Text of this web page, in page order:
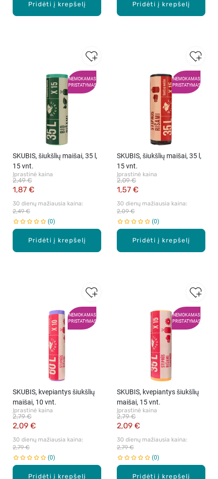
Pridėti į krepšelį Pridėti į krepšelį
NEMOKAMAS
PRISTATYMAS
Pridėti į krepšelį
SKUBIS, šiukšlių maišai, 35 l,
15 vnt.
Įprastinė kaina
1,87 €
2,49 €
30 dienų mažiausia kaina:
2,49 €
0
NEMOKAMAS
PRISTATYMAS
Pridėti į krepšelį
SKUBIS, šiukšlių maišai, 35 l,
15 vnt.
Įprastinė kaina
1,57 €
2,09 €
30 dienų mažiausia kaina:
2,09 €
0
NEMOKAMAS
PRISTATYMAS
Pridėti į krepšelį
SKUBIS, kvepiantys šiukšlių
maišai, 10 vnt.
Įprastinė kaina
2,09 €
2,79 €
30 dienų mažiausia kaina:
2,79 €
0
NEMOKAMAS
PRISTATYMAS
Pridėti į krepšelį
SKUBIS, kvepiantys šiukšlių
maišai, 15 vnt.
Įprastinė kaina
2,09 €
2,79 €
30 dienų mažiausia kaina:
2,79 €
0